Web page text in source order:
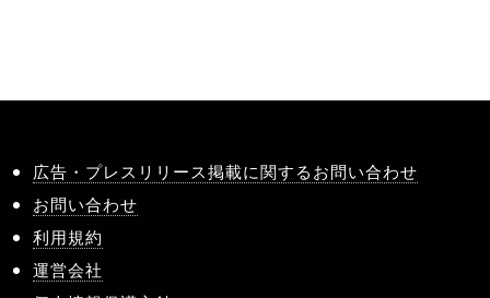
広告・プレスリリース掲載に関するお問い合わせ
お問い合わせ
利用規約
運営会社